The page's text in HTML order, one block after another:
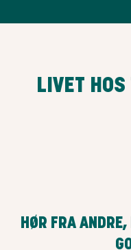
LIVET HOS
HØR FRA